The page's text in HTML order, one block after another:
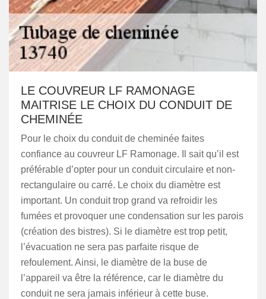
LE COUVREUR LF RAMONAGE
MAITRISE LE CHOIX DU CONDUIT DE
CHEMINÉE
Pour le choix du conduit de cheminée faites
confiance au couvreur LF Ramonage. Il sait qu’il est
préférable d’opter pour un conduit circulaire et non-
rectangulaire ou carré. Le choix du diamètre est
important. Un conduit trop grand va refroidir les
fumées et provoquer une condensation sur les parois
(création des bistres). Si le diamètre est trop petit,
l’évacuation ne sera pas parfaite risque de
refoulement. Ainsi, le diamètre de la buse de
l’appareil va être la référence, car le diamètre du
conduit ne sera jamais inférieur à cette buse.